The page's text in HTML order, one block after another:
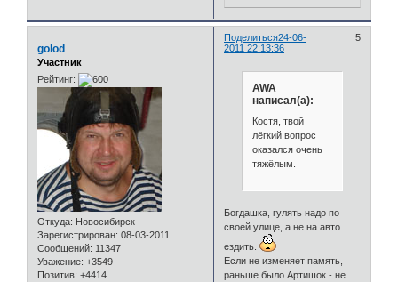
Поделиться 5
24-06-
2011 22:13:36
golod
Участник
Рейтинг:
Откуда: Новосибирск
Зарегистрирован: 08-03-2011
Сообщений: 11347
Уважение: +3549
Позитив: +4414
AWA
написал(а):
Костя, твой
лёгкий вопрос
оказался очень
тяжёлым.
Богдашка, гулять надо по
своей улице, а не на авто
ездить.
Если не изменяет память,
раньше было Артишок - не